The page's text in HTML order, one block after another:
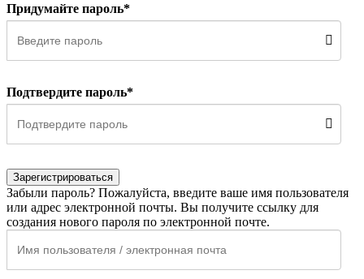
Придумайте пароль*
Подтвердите пароль*
Зарегистрироваться
Забыли пароль? Пожалуйста, введите ваше имя пользователя
или адрес электронной почты. Вы получите ссылку для
создания нового пароля по электронной почте.